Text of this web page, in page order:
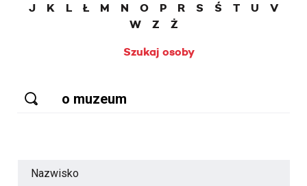
J
K L Ł M N O P R S Ś T U
V
W
Z
Ż
Szukaj osoby
Nazwisko